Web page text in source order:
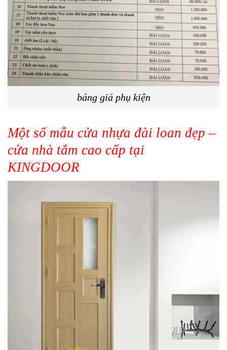
bảng giá phụ kiện
Một số mẫu cửa nhựa đài loan đẹp –
cửa nhà tắm cao cấp tại
KINGDOOR